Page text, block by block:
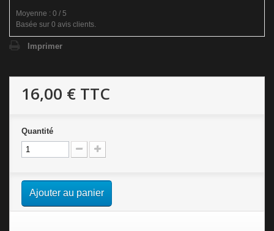
Moyenne : 0 / 5
Basée sur 0 avis clients.
Imprimer
16,00 € TTC
Quantité
Ajouter au panier